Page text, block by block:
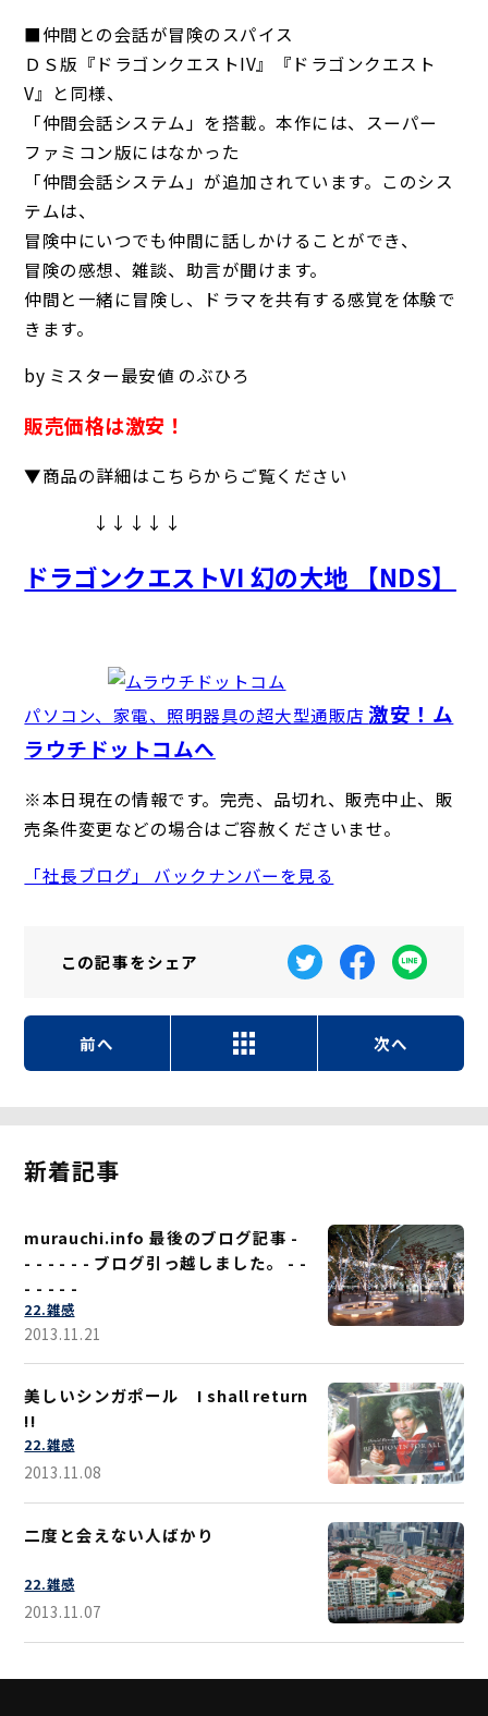
■仲間との会話が冒険のスパイス
ＤＳ版『ドラゴンクエストIV』『ドラゴンクエスト
V』と同様、
「仲間会話システム」を搭載。本作には、スーパー
ファミコン版にはなかった
「仲間会話システム」が追加されています。このシス
テムは、
冒険中にいつでも仲間に話しかけることができ、
冒険の感想、雑談、助言が聞けます。
仲間と一緒に冒険し、ドラマを共有する感覚を体験で
きます。
by ミスター最安値 のぶひろ
販売価格は激安！
▼商品の詳細はこちらからご覧ください
↓↓↓↓↓
ドラゴンクエストVI 幻の大地 【NDS】
パソコン、家電、照明器具の超大型通販店激安！ム
ラウチドットコムへ
※本日現在の情報です。完売、品切れ、販売中止、販
売条件変更などの場合はご容赦くださいませ。
「社長ブログ」 バックナンバーを見る
この記事をシェア
前へ 次へ
新着記事
murauchi.info 最後のブログ記事 -
- - - - - - ブログ引っ越しました。 - -
- - - - -
22.雑感
2013.11.21
美しいシンガポール I shall return
!!
22.雑感
2013.11.08
二度と会えない人ばかり
22.雑感
2013.11.07